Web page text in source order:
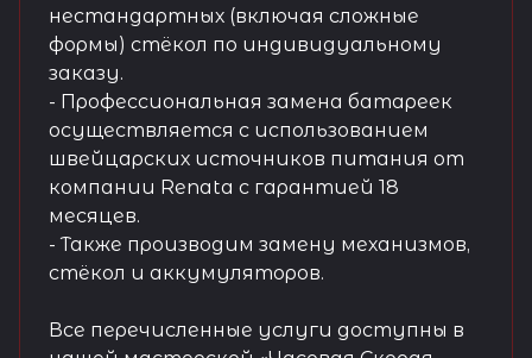
нестандартных (включая сложные
формы) стёкол по индивидуальному
заказу.
- Профессиональная замена батареек
осуществляется с использованием
швейцарских источников питания от
компании Renata с гарантией 18
месяцев.
- Также производим замену механизмов,
стёкол и аккумуляторов.
Все перечисленные услуги доступны в